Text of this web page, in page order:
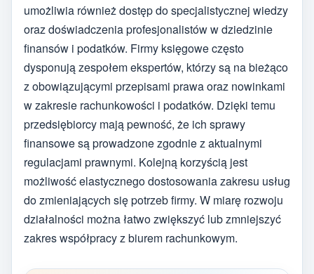
umożliwia również dostęp do specjalistycznej wiedzy
oraz doświadczenia profesjonalistów w dziedzinie
finansów i podatków. Firmy księgowe często
dysponują zespołem ekspertów, którzy są na bieżąco
z obowiązującymi przepisami prawa oraz nowinkami
w zakresie rachunkowości i podatków. Dzięki temu
przedsiębiorcy mają pewność, że ich sprawy
finansowe są prowadzone zgodnie z aktualnymi
regulacjami prawnymi. Kolejną korzyścią jest
możliwość elastycznego dostosowania zakresu usług
do zmieniających się potrzeb firmy. W miarę rozwoju
działalności można łatwo zwiększyć lub zmniejszyć
zakres współpracy z biurem rachunkowym.